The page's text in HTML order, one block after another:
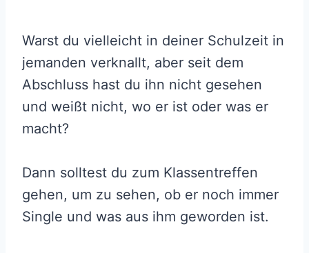
Warst du vielleicht in deiner Schulzeit in
jemanden verknallt, aber seit dem
Abschluss hast du ihn nicht gesehen
und weißt nicht, wo er ist oder was er
macht?
Dann solltest du zum Klassentreffen
gehen, um zu sehen, ob er noch immer
Single und was aus ihm geworden ist.